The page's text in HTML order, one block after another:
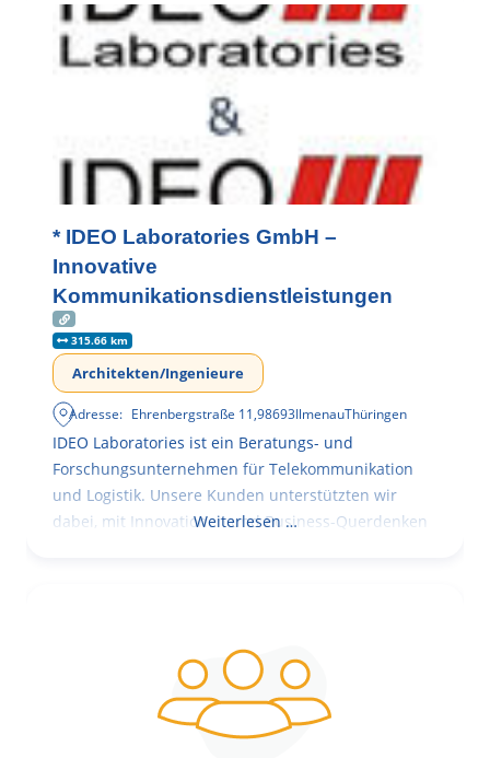
* IDEO Laboratories GmbH –
Innovative
Kommunikationsdienstleistungen
315.66 km
Architekten/Ingenieure
Adresse: Ehrenbergstraße 11,98693IlmenauThüringen
IDEO Laboratories ist ein Beratungs- und
Forschungsunternehmen für Telekommunikation
und Logistik. Unsere Kunden unterstützten wir
dabei, mit Innovationen und Business-Querdenken
Weiterlesen …